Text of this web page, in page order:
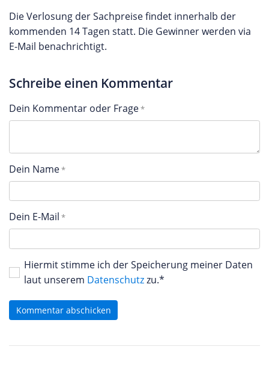
Die Verlosung der Sachpreise findet innerhalb der
kommenden 14 Tagen statt. Die Gewinner werden via
E-Mail benachrichtigt.
Schreibe einen Kommentar
Dein Kommentar oder Frage
Dein Name
Dein E-Mail
Hiermit stimme ich der Speicherung meiner Daten
laut unserem Datenschutzzu.*
Kommentar abschicken